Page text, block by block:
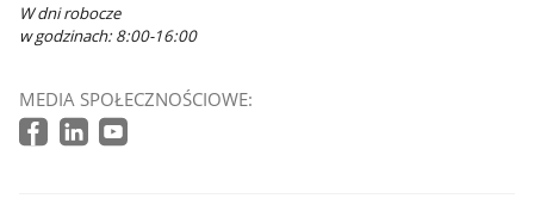
W dni robocze
w godzinach: 8:00-16:00
MEDIA SPOŁECZNOŚCIOWE: